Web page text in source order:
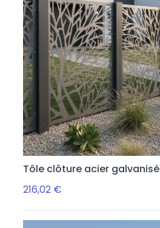
Tôle clôture acier galvanisé
216,02 €